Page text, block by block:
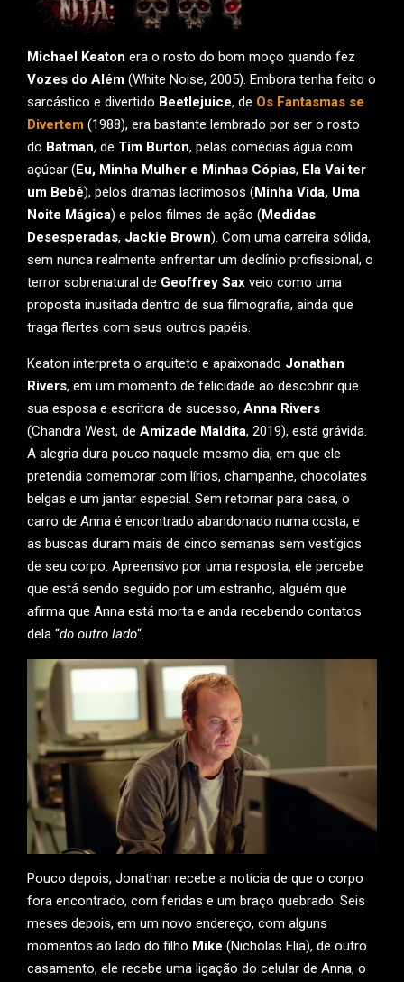
Michael Keaton era o rosto do bom moço quando fez
Vozes do Além (White Noise, 2005). Embora tenha feito o
sarcástico e divertido Beetlejuice, de Os Fantasmas se
Divertem (1988), era bastante lembrado por ser o rosto
do Batman, de Tim Burton, pelas comédias água com
açúcar (Eu, Minha Mulher e Minhas Cópias, Ela Vai ter
um Bebê), pelos dramas lacrimosos (Minha Vida, Uma
Noite Mágica) e pelos filmes de ação (Medidas
Desesperadas, Jackie Brown). Com uma carreira sólida,
sem nunca realmente enfrentar um declínio profissional, o
terror sobrenatural de Geoffrey Sax veio como uma
proposta inusitada dentro de sua filmografia, ainda que
traga flertes com seus outros papéis.
Keaton interpreta o arquiteto e apaixonado Jonathan
Rivers, em um momento de felicidade ao descobrir que
sua esposa e escritora de sucesso, Anna Rivers
(Chandra West, de Amizade Maldita, 2019), está grávida.
A alegria dura pouco naquele mesmo dia, em que ele
pretendia comemorar com lírios, champanhe, chocolates
belgas e um jantar especial. Sem retornar para casa, o
carro de Anna é encontrado abandonado numa costa, e
as buscas duram mais de cinco semanas sem vestígios
de seu corpo. Apreensivo por uma resposta, ele percebe
que está sendo seguido por um estranho, alguém que
afirma que Anna está morta e anda recebendo contatos
dela “do outro lado“.
Pouco depois, Jonathan recebe a notícia de que o corpo
fora encontrado, com feridas e um braço quebrado. Seis
meses depois, em um novo endereço, com alguns
momentos ao lado do filho Mike (Nicholas Elia), de outro
casamento, ele recebe uma ligação do celular de Anna, o